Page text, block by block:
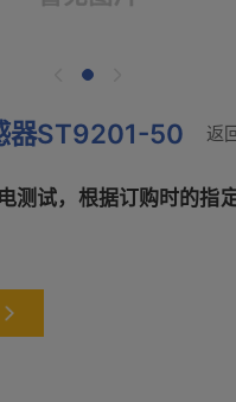
器ST9201-50 返
测试，根据订购时的指